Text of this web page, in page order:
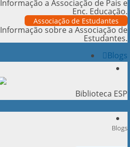
Informação a Associação de Pais e
Enc. Educação.
Associação de Estudantes
Informação sobre a Associação de
Estudantes.
Blogs
Biblioteca ESP
Blogs